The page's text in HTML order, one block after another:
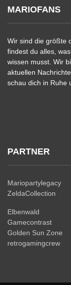
MARIOFANS
Wir sind die größte
findest du alles,
wissen musst. Wir
aktuellen
schau dich in Ruhe
PARTNER
Mariopartylegacy
ZeldaCollection
Elbenwald
Gamecontrast
Golden Sun Zone
retrogamingcrew